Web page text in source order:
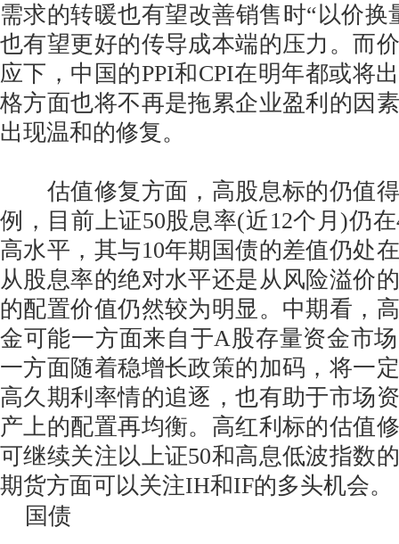
需求的转暖也有望改善销售时“以价换
也有望更好的传导成本端的压力。而
应下，中国的PPI和CPI在明年都或将
格方面也将不再是拖累企业盈利的因
出现温和的修复。
估值修复方面，高股息标的仍值得
例，目前上证50股息率(近12个月)仍
高水平，其与10年期国债的差值仍处
从股息率的绝对水平还是从风险溢价
的配置价值仍然较为明显。中期看，
金可能一方面来自于A股存量资金市
一方面随着稳增长政策的加码，将一
高久期利率情的追逐，也有助于市场
产上的配置再均衡。高红利标的估值
可继续关注以上证50和高息低波指数
期货方面可以关注IH和IF的多头机会。
国债